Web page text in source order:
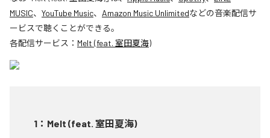
MUSIC、 YouTube Music、 Amazon Music Unlimitedなどの音楽配信サ
ービスで聴くことができる。
各配信サービス： Melt (feat. 室田夏海)
1 ： Melt (feat. 室田夏海)